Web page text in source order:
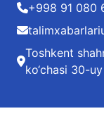
+998 91 080
Toshkent
ko‘chasi 30-uy